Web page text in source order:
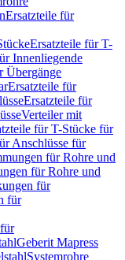
Ersatzteile für
Ersatzteile für T-
Innenliegende
Übergänge
Ersatzteile für
Ersatzteile für
Verteiler mit
für T-Stücke für
Anschlüsse für
für Rohre und
für Rohre und
für
für
Geberit Mapress
Systemrohre